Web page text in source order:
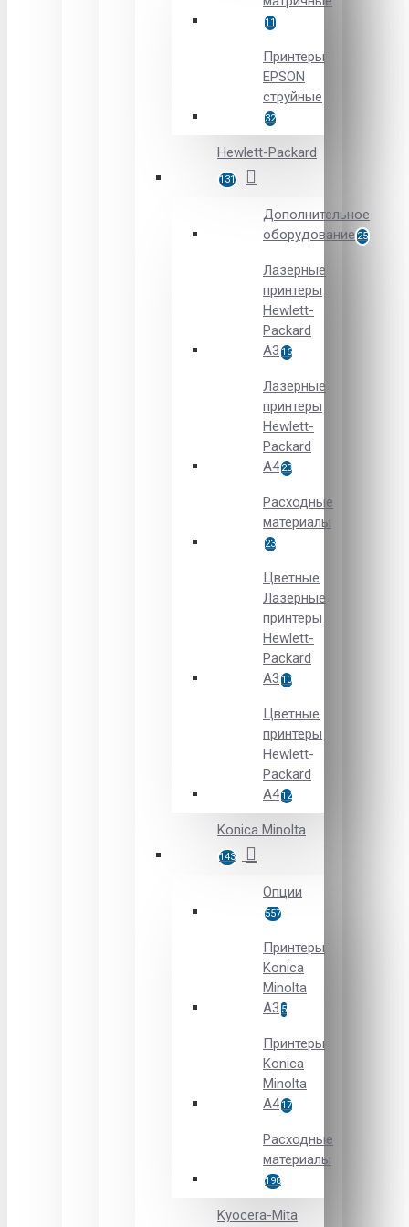
11
Принтеры
EPSON
струйные
32
Hewlett-Packard
131
Дополнительное
оборудование 25
Лазерные
принтеры
Hewlett-
Packard
A3 16
Лазерные
принтеры
Hewlett-
Packard
A423
Расходные
материалы
23
Цветные
Лазерные
принтеры
Hewlett-
Packard
A3 10
Цветные
принтеры
Hewlett-
Packard
А412
Konica Minolta
143
Опции
557
Принтеры
Konica
Minolta
A3 5
Принтеры
Konica
Minolta
A417
Расходные
материалы
198
Kyocera-Mita